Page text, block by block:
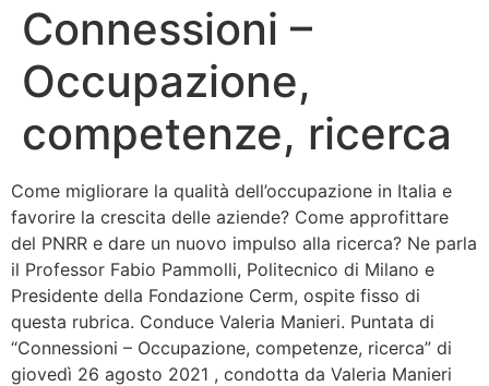
Home
Quelli del Bandolo
Bandolo
Connessioni
Fondazione CERM
Fondazione CERM – Idee
Connessioni –
Occupazione,
competenze, ricerca
Come migliorare la qualità dell’occupazione in Italia e
favorire la crescita delle aziende? Come approfittare
del PNRR e dare un nuovo impulso alla ricerca? Ne parla
il Professor Fabio Pammolli, Politecnico di Milano e
Presidente della Fondazione Cerm, ospite fisso di
questa rubrica. Conduce Valeria Manieri. Puntata di
“Connessioni – Occupazione, competenze, ricerca” di
giovedì 26 agosto 2021 , condotta da Valeria Manieri